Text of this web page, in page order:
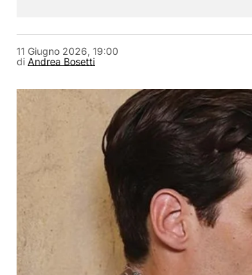
di Andrea Bosetti
11 Giugno 2026, 19:00